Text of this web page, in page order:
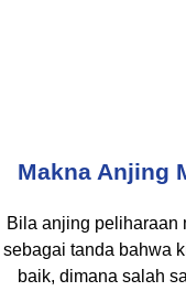
Makna Anjing
Bila anjing peliharaan
sebagai tanda bahwa
baik, dimana salah